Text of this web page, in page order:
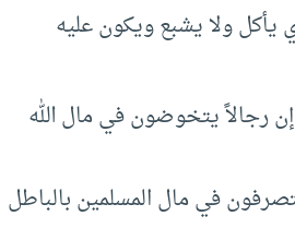
يأكل ولا يشبع ويكون عليه
رجالاً يتخوضون في مال الله
في مال المسلمين بالباطل